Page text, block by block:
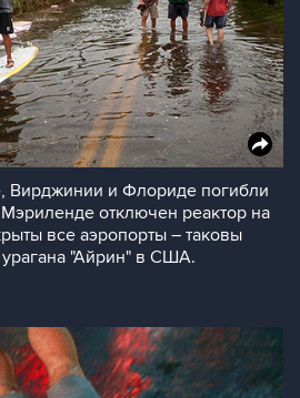
Вирджинии и Флориде погибли
отключен реактор на
все аэропорты – таковы
урагана "Айрин" в США.